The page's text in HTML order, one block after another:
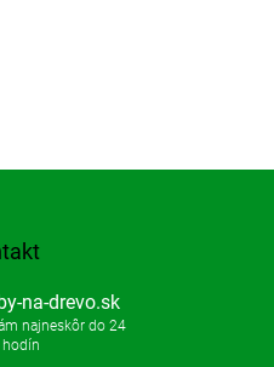
na-drevo.sk